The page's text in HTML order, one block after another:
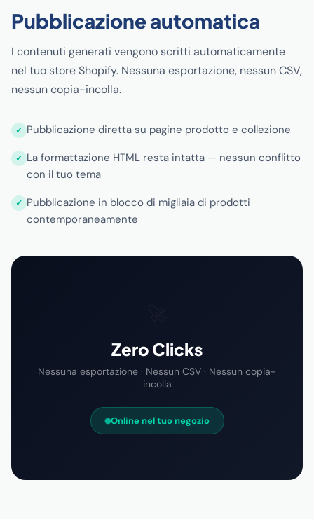
Pubblicazione automatica
I contenuti generati vengono scritti automaticamente
nel tuo store Shopify. Nessuna esportazione, nessun CSV,
nessun copia-incolla.
Pubblicazione diretta su pagine prodotto e collezione
La formattazione HTML resta intatta — nessun conflitto
con il tuo tema
Pubblicazione in blocco di migliaia di prodotti
contemporaneamente
Zero Clicks
Nessuna esportazione · Nessun CSV · Nessun copia-
incolla
Online nel tuo negozio